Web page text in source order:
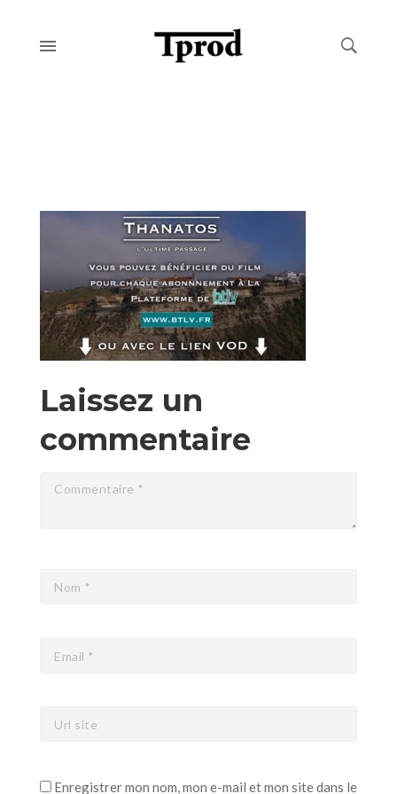
Laissez un
commentaire
Enregistrer mon nom, mon e-mail et mon site dans le